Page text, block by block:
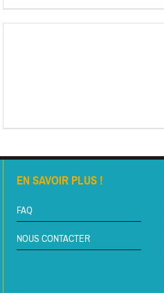
EN SAVOIR PLUS !
FAQ
NOUS CONTACTER